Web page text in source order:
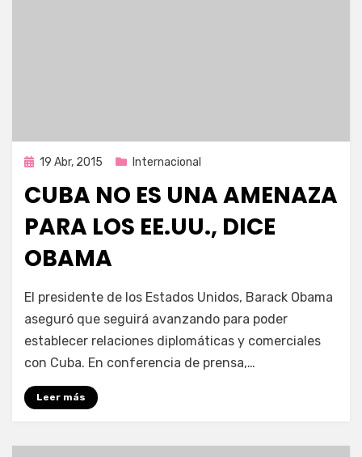
Publicada
19 Abr, 2015 Internacional
CUBA NO ES UNA AMENAZA
PARA LOS EE.UU., DICE
OBAMA
Enrique
El presidente de los Estados Unidos, Barack Obama
aseguró que seguirá avanzando para poder
establecer relaciones diplomáticas y comerciales
con Cuba. En conferencia de prensa,…
Leer más